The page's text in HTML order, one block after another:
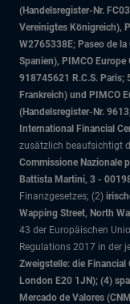
(Handelsregister-Nr.
Vereinigtes Königreich),
W2765338E; Paseo de
Spanien), PIMCO
918745621 R.C.S. Paris;
Frankreich) und PIMCO
(Handelsregister-Nr.
International Financial
zusätzlich beaufsichtigt
Commissione Nazionale
Battista Martini, 3 -
Finanzgesetzes; (2)
Wapping Street, North
43 der Europäischen
Regulations 2017 in der
Zweigstelle: die
London E20 1JN); (4)
Mercado de Valores